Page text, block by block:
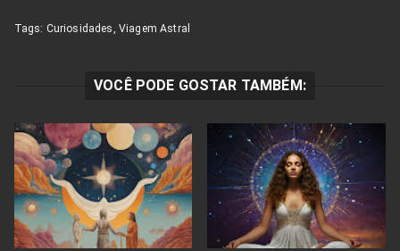
Tags: Curiosidades, Viagem Astral
VOCÊ PODE GOSTAR TAMBÉM: